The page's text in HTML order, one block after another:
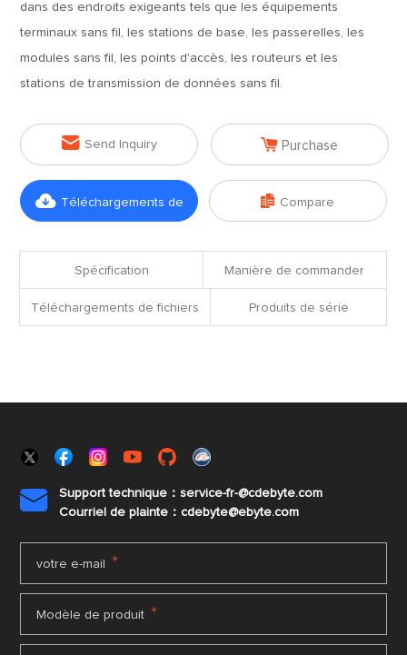
dans des endroits exigeants tels que les équipements
terminaux sans fil, les stations de base, les passerelles, les
modules sans fil, les points d'accès, les routeurs et les
stations de transmission de données sans fil.
 Send Inquiry  Purchase
 Téléchargements de  Compare
Spécification Manière de commander
Téléchargements de fichiers Produits de série

Support technique：service-fr-@cdebyte.com
Courriel de plainte：cdebyte@ebyte.com
votre e-mail *
Modèle de produit *